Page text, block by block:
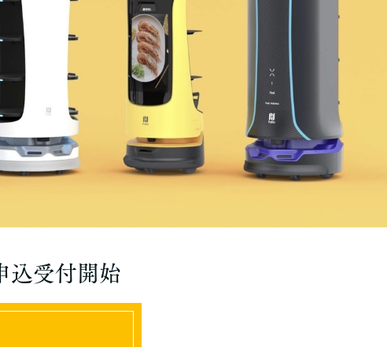
込受付開始